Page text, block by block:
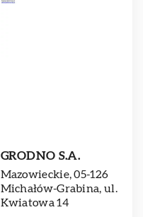
GRODNO S.A.
Mazowieckie, 05-126
Michałów-Grabina, ul.
Kwiatowa 14